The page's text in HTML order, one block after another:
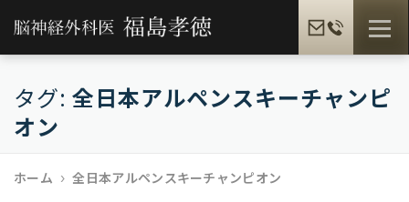
ン
メニュ
福島孝徳とは 福島式手術 脳疾患一覧
患者様の声 メディア情報 福島孝徳BLOG
タグ: 全日本アルペンスキーチャンピ
オン
ホーム 全日本アルペンスキーチャンピオン